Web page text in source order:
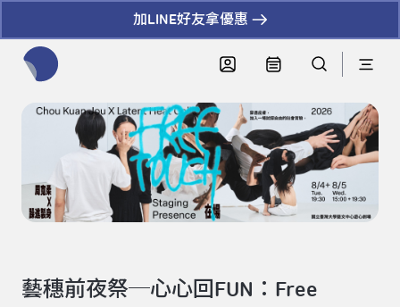
加LINE好友拿優惠
藝穗前夜祭─心心回FUN：Free